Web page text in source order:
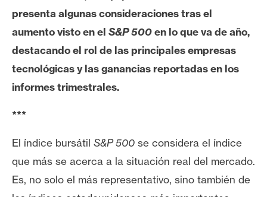
c
o
i
n
e
r
e
presenta algunas consideraciones tras el
aumento visto en el S&P 500en lo que va de año,
destacando el rol de las principales empresas
tecnológicas y las ganancias reportadas en los
informes trimestrales.
***
El índice bursátil S&P 500 se considera el índice
que más se acerca a la situación real del mercado.
Es, no solo el más representativo, sino también de